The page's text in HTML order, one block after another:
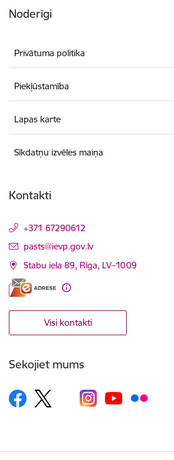
Noderīgi
Privātuma politika
Piekļūstamība
Lapas karte
Sīkdatņu izvēles maiņa
Kontakti
+371 67290612
E-pasts:
pasts@ievp.gov.lv
Stabu iela 89, Rīga, LV–1009
Visi kontakti
Sekojiet mums